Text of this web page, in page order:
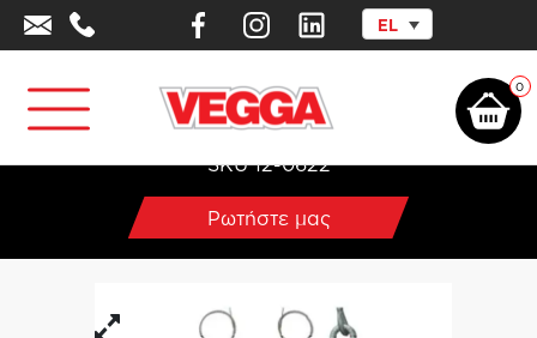
EL
0
Αρχική σελίδα Επαγγελματικός Αθλητικός Εξοπλισμός/Ενόργανη &
Σετ στερέωσης κρίκων
SKU 12-0622
Ρωτήστε μας